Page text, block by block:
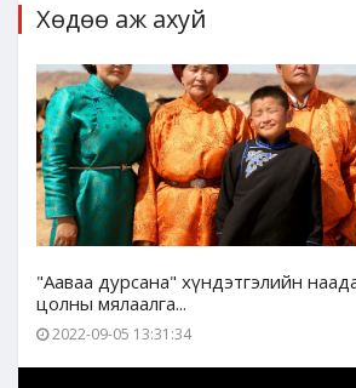
Хөдөө аж ахуй
"Ааваа дурсана" хүндэтгэлийн
цолны мялаалга...
2022-09-05 13:31:34